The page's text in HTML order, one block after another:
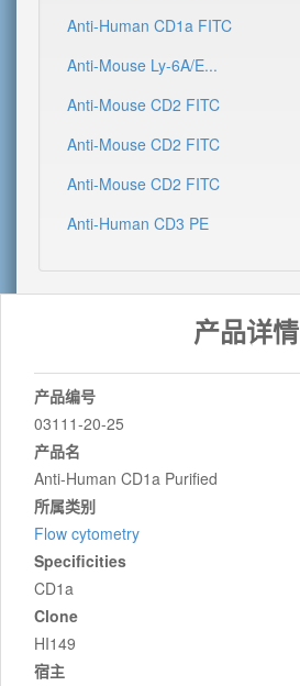
Anti-Human CD1a FITC
Anti-Mouse Ly-6A/E...
Anti-Mouse CD2 FITC
Anti-Mouse CD2 FITC
Anti-Mouse CD2 FITC
Anti-Human CD3 PE
产品详情
产品编号
03111-20-25
产品名
Anti-Human CD1a Purified
所属类别
Flow cytometry
Specificities
CD1a
Clone
HI149
宿主